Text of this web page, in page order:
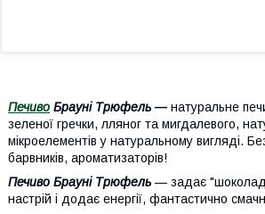
Печиво Брауні Трюфель — натуральне
зеленої гречки, лляног та мигдалевого,
мікроелементів у натуральному вигляді.
барвників, ароматизаторів!
Печиво Брауні Трюфель — задає
настрій і додає енергії, фантастично